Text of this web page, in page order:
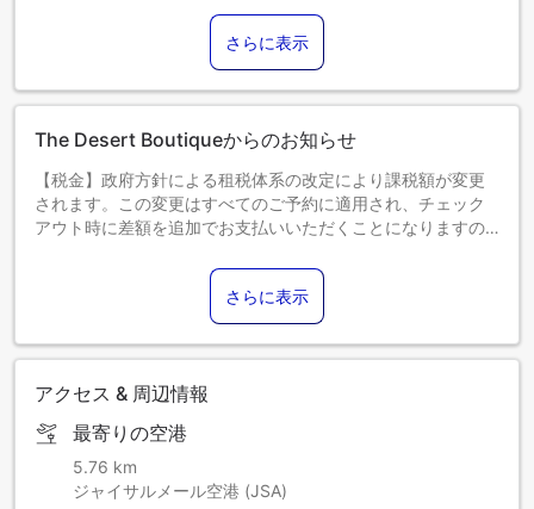
さらに表示
The Desert Boutiqueからのお知らせ
【税金】政府方針による租税体系の改定により課税額が変更
されます。この変更はすべてのご予約に適用され、チェック
アウト時に差額を追加でお支払いいただくことになりますの
さらに表示
アクセス & 周辺情報
最寄りの空港
5.76 km
ジャイサルメール空港 (JSA)